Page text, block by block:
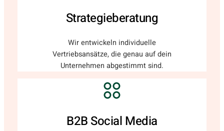
Strategieberatung
Wir entwickeln individuelle
Vertriebsansätze, die genau auf dein
Unternehmen abgestimmt sind.
B2B Social Media